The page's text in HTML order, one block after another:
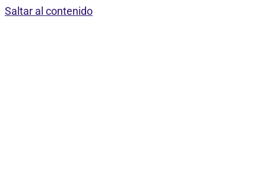
Saltar al contenido